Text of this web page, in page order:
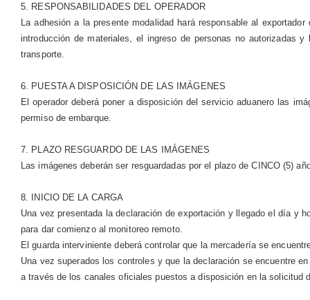
5. RESPONSABILIDADES DEL OPERADOR
La adhesión a la presente modalidad hará responsable al
introducción de materiales, el ingreso de personas no autorizadas
transporte.
6. PUESTA A DISPOSICIÓN DE LAS IMÁGENES
El operador deberá poner a disposición del servicio aduanero las
permiso de embarque.
7. PLAZO RESGUARDO DE LAS IMÁGENES
Las imágenes deberán ser resguardadas por el plazo de CINCO (5)
8. INICIO DE LA CARGA
Una vez presentada la declaración de exportación y llegado el día y
para dar comienzo al monitoreo remoto.
El guarda interviniente deberá controlar que la mercadería se
Una vez superados los controles y que la declaración se encuentre
a través de los canales oficiales puestos a disposición en la solicitud